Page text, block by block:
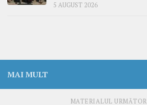
5 AUGUST 2026
MAI MULT
MATERIALUL URMĂTOR